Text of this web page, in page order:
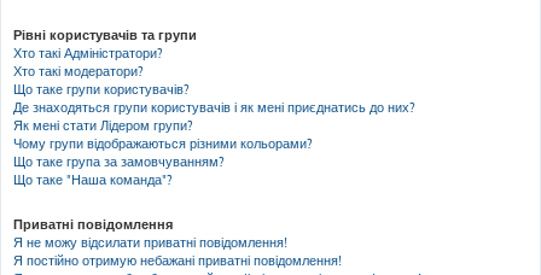
Рівні користувачів та групи
Хто такі Адміністратори?
Хто такі модератори?
Що таке групи користувачів?
Де знаходяться групи користувачів і як мені приєднатись до них?
Як мені стати Лідером групи?
Чому групи відображаються різними кольорами?
Що таке група за замовчуванням?
Що таке "Наша команда"?
Приватні повідомлення
Я не можу відсилати приватні повідомлення!
Я постійно отримую небажані приватні повідомлення!